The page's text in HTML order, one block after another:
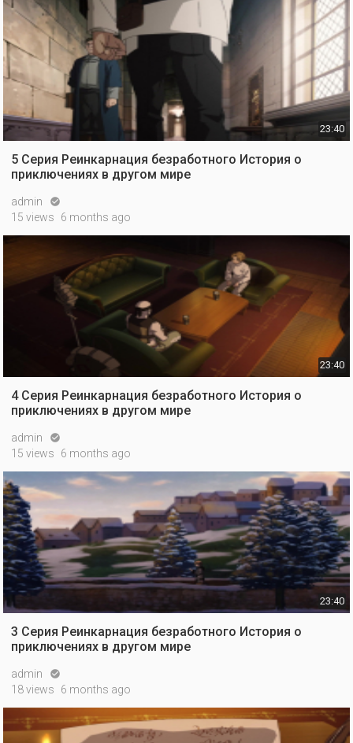
23:40
5 Серия Реинкарнация безработного История о
приключениях в другом мире
admin 
15 views 6 months ago
23:40
4 Серия Реинкарнация безработного История о
приключениях в другом мире
admin 
15 views 6 months ago
23:40
3 Серия Реинкарнация безработного История о
приключениях в другом мире
admin 
18 views 6 months ago